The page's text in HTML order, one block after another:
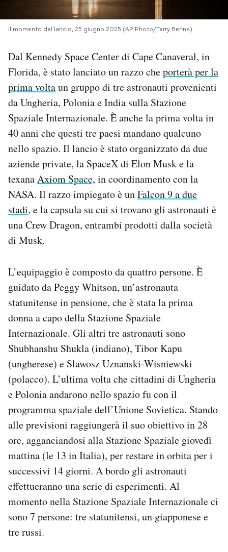
SHOP
CALENDARIO
AREA PERSONALE
Area Personale
Newsletter
Notifiche mobile
Regala il Post
Hai bisogno di aiuto?
Esci
Il momento del lancio, 25 giugno 2025 (AP Photo/Terry Renna)
Dal Kennedy Space Center di Cape Canaveral, in
Florida, è stato lanciato un razzo cheporterà per la
prima voltaun gruppo di tre astronauti provenienti
da Ungheria, Polonia e India sulla Stazione
Spaziale Internazionale. È anche la prima volta in
40 anni che questi tre paesi mandano qualcuno
nello spazio. Il lancio è stato organizzato da due
aziende private, la SpaceX di Elon Musk e la
texanaAxiom Space, in coordinamento con la
NASA. Il razzo impiegato è unFalcon 9 a due
stadi, e la capsula su cui si trovano gli astronauti è
una Crew Dragon, entrambi prodotti dalla società
di Musk.
L’equipaggio è composto da quattro persone. È
guidato da Peggy Whitson, un’astronauta
statunitense in pensione, che è stata la prima
donna a capo della Stazione Spaziale
Internazionale. Gli altri tre astronauti sono
Shubhanshu Shukla (indiano), Tibor Kapu
(ungherese) e Slawosz Uznanski-Wisniewski
(polacco). L’ultima volta che cittadini di Ungheria
e Polonia andarono nello spazio fu con il
programma spaziale dell’Unione Sovietica. Stando
alle previsioni raggiungerà il suo obiettivo in 28
ore, agganciandosi alla Stazione Spaziale giovedì
mattina (le 13 in Italia), per restare in orbita per i
successivi 14 giorni. A bordo gli astronauti
effettueranno una serie di esperimenti. Al
momento nella Stazione Spaziale Internazionale ci
sono 7 persone: tre statunitensi, un giapponese e
tre russi.